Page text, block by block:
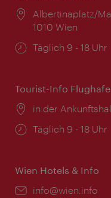
Ort:
Albertinaplatz/
1010 Wien
Öffnungszeiten:
Täglich 9 - 18 Uhr
Tourist-Info
Ort:
in der
Öffnungszeiten:
Täglich 9 - 18 Uhr
Wien Hotels & Info
Email:
info@wien.info